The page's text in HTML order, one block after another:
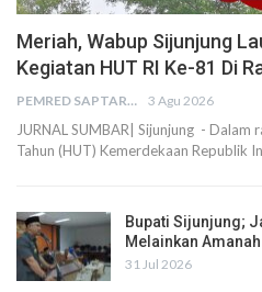
Meriah, Wabup Sijunjung
Kegiatan HUT RI Ke-81 Di
PEMRED SAPTARIUS 3 Agu 2026
JURNAL SUMBAR| Sijunjung - Dalam
Tahun (HUT) Kemerdekaan Republik
Bupati Sijunjung;
Melainkan
31 Jul 2026